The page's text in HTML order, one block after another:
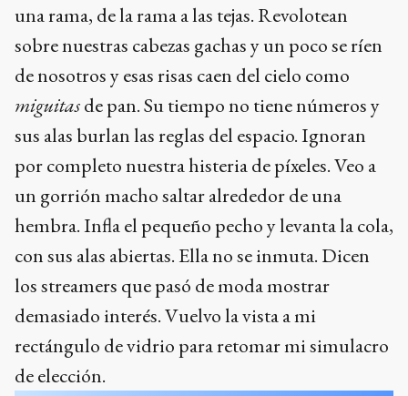
una rama, de la rama a las tejas. Revolotean
sobre nuestras cabezas gachas y un poco se ríen
de nosotros y esas risas caen del cielo como
miguitasde pan. Su tiempo no tiene números y
sus alas burlan las reglas del espacio. Ignoran
por completo nuestra histeria de píxeles. Veo a
un gorrión macho saltar alrededor de una
hembra. Infla el pequeño pecho y levanta la cola,
con sus alas abiertas. Ella no se inmuta. Dicen
los streamers que pasó de moda mostrar
demasiado interés. Vuelvo la vista a mi
rectángulo de vidrio para retomar mi simulacro
de elección.